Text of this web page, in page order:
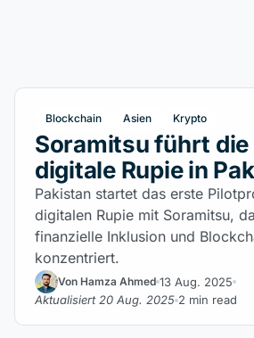
Blockchain Asien Krypto
Soramitsu führt
digitale Rupie in
Pakistan startet das erste
digitalen Rupie mit Soramitsu,
finanzielle Inklusion und
konzentriert.
Von Hamza Ahmed 13 Aug. 2025
Aktualisiert 20 Aug. 2025 2 min read